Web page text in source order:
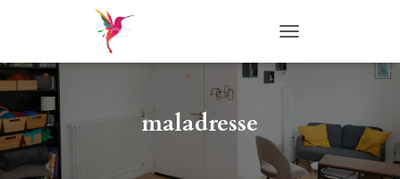
NAVIGATION
maladresse